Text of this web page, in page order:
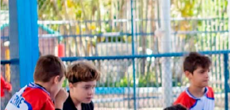
Lista de vídeos
NOSSOCANAL